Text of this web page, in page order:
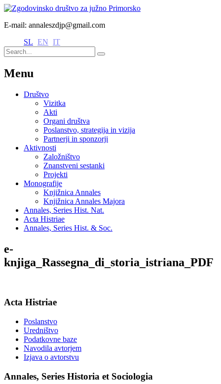
E-mail: annaleszdjp@gmail.com
SL EN IT
Menu
Društvo
Vizitka
Akti
Organi društva
Poslanstvo, strategija in vizija
Partnerji in sponzorji
Aktivnosti
Založništvo
Znanstveni sestanki
Projekti
Monografije
Knjižnica Annales
Knjižnica Annales Majora
Annales, Series Hist. Nat.
Acta Histriae
Annales, Series Hist. & Soc.
e-
knjiga_Rassegna_di_storia_istriana_PDF
Acta Histriae
Poslanstvo
Uredništvo
Podatkovne baze
Navodila avtorjem
Izjava o avtorstvu
Annales, Series Historia et Sociologia